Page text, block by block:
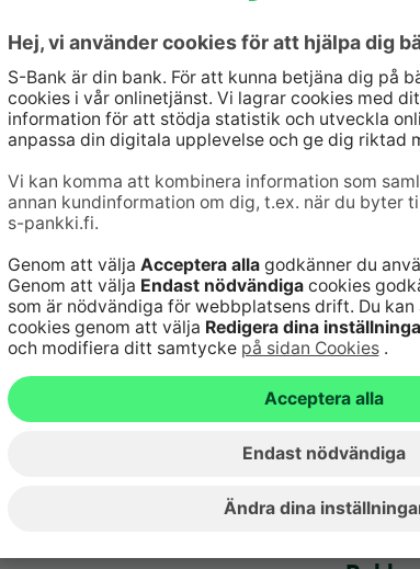
h/dygn
09 6964 6820 (lna/mta)
Spärrtjänst för kort 24
h/dygn
020 333 (lna/mta)
Bli
Ge